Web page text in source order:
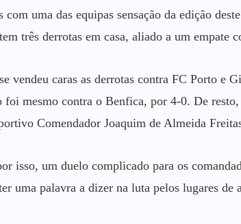
com uma das equipas sensação da edição
três derrotas em casa, aliado a um empate
vendeu caras as derrotas contra FC Porto e
foi mesmo contra o Benfica, por 4-0. De
Comendador Joaquim de Almeida
isso, um duelo complicado para os
uma palavra a dizer na luta pelos lugares de